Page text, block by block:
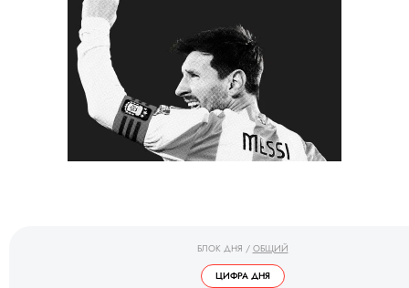
БЛОК ДНЯ / ОБЩИЙ
ЦИФРА ДНЯ